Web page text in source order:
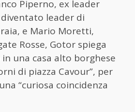
Piperno, ex leader
leader di
e Mario Moretti,
Rosse, Gotor spiega
in una casa alto borghese
di piazza Cavour”, per
“curiosa coincidenza